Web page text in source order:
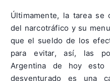
Últimamente, la tarea se
del narcotráfico y su
que el sueldo de los
para evitar, así, las
Argentina de hoy
desventurado es una